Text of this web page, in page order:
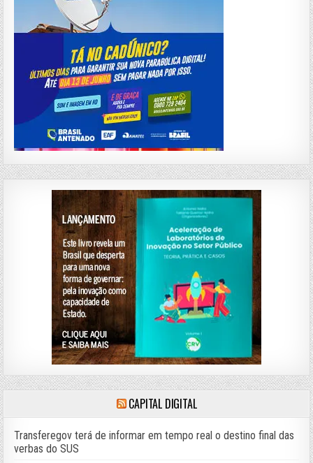
CAPITAL DIGITAL
Transferegov terá de informar em tempo real o destino final das
verbas do SUS